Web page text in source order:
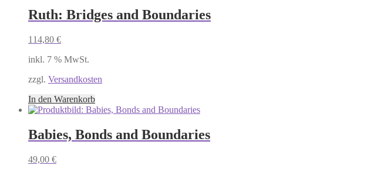
Ruth: Bridges and Boundaries
114,80 €
inkl. 7 % MwSt.
zzgl. Versandkosten
In den Warenkorb
Babies, Bonds and Boundaries
49,00 €